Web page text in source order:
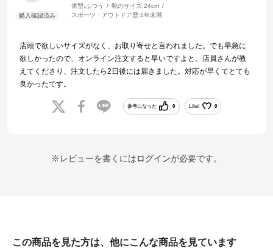
体型: ふつう 靴のサイズ:24cm
スポーツ・アウトドア歴:1年未満
店頭で欲しいサイズがなく、お取り寄せと言われました。でも早急に
欲しかったので、オンライン注文すると早いですよと、店員さんが教
えてくださり、注文したら2日後には届きました。対応が早くてとても
良かったです。
参考になった 0 Like! 0
※レビューを書くにはログインが必要です。
この商品を見た方は、他にこんな商品を見ています